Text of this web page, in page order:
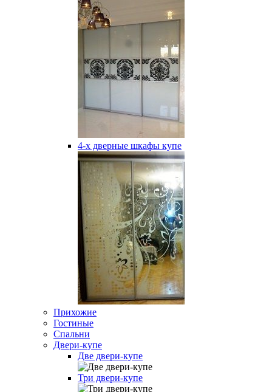
4-х дверные шкафы купе
Прихожие
Гостиные
Спальни
Двери-купе
Две двери-купе
Три двери-купе